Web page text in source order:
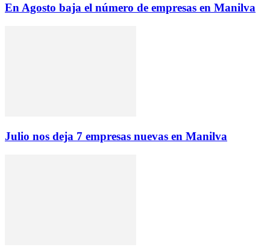
En Agosto baja el número de empresas en Manilva
Julio nos deja 7 empresas nuevas en Manilva